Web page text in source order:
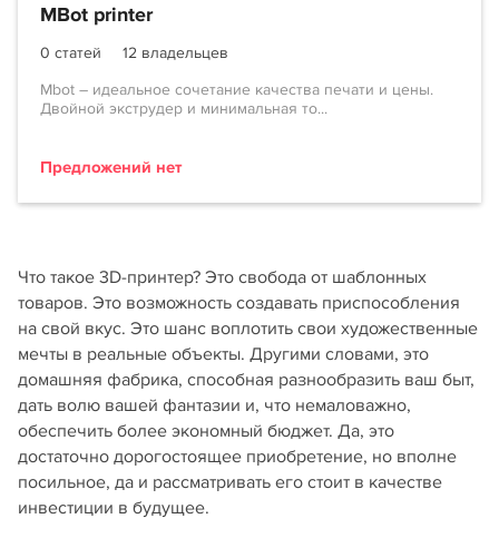
MBot printer
0 статей
12 владельцев
Mbot – идеальное сочетание качества печати и цены.
Двойной экструдер и минимальная то...
Предложений нет
Что такое 3D-принтер? Это свобода от шаблонных
товаров. Это возможность создавать приспособления
на свой вкус. Это шанс воплотить свои художественные
мечты в реальные объекты. Другими словами, это
домашняя фабрика, способная разнообразить ваш быт,
дать волю вашей фантазии и, что немаловажно,
обеспечить более экономный бюджет. Да, это
достаточно дорогостоящее приобретение, но вполне
посильное, да и рассматривать его стоит в качестве
инвестиции в будущее.